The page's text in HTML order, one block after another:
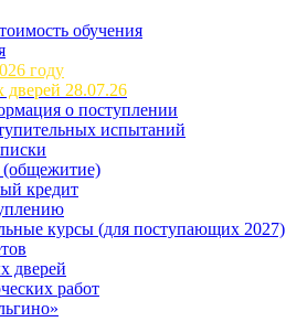
обучения
году
28.07.26
о поступлении
испытаний
(общежитие)
кредит
курсы (для поступающих 2027)
дверей
работ